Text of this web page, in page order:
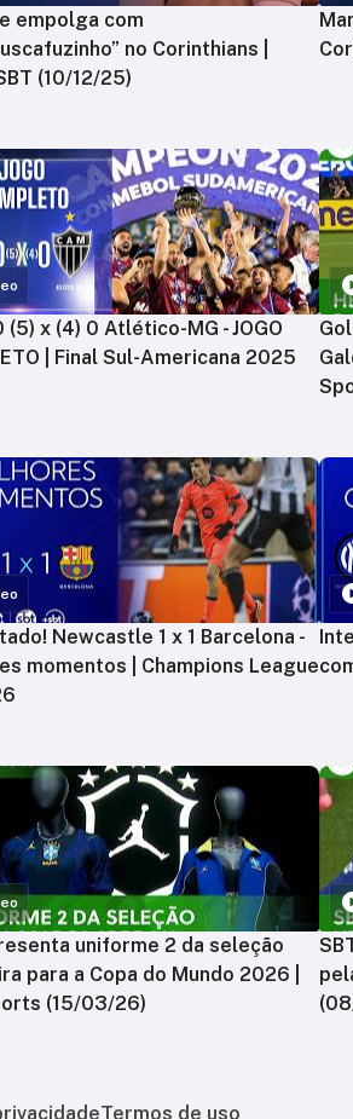
empolga com
no Corinthians |
(10/12/25)
(5) x (4) 0 Atlético-MG - JOGO
| Final Sul-Americana 2025
Newcastle 1 x 1 Barcelona -
momentos | Champions League
uniforme 2 da seleção
para a Copa do Mundo 2026 |
(15/03/26)
Termos de uso